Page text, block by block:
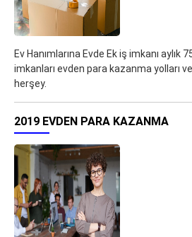
Ev Hanımlarına Evde Ek iş imkanı aylık
imkanları evden para kazanma yolları
herşey.
2019 EVDEN PARA KAZANMA